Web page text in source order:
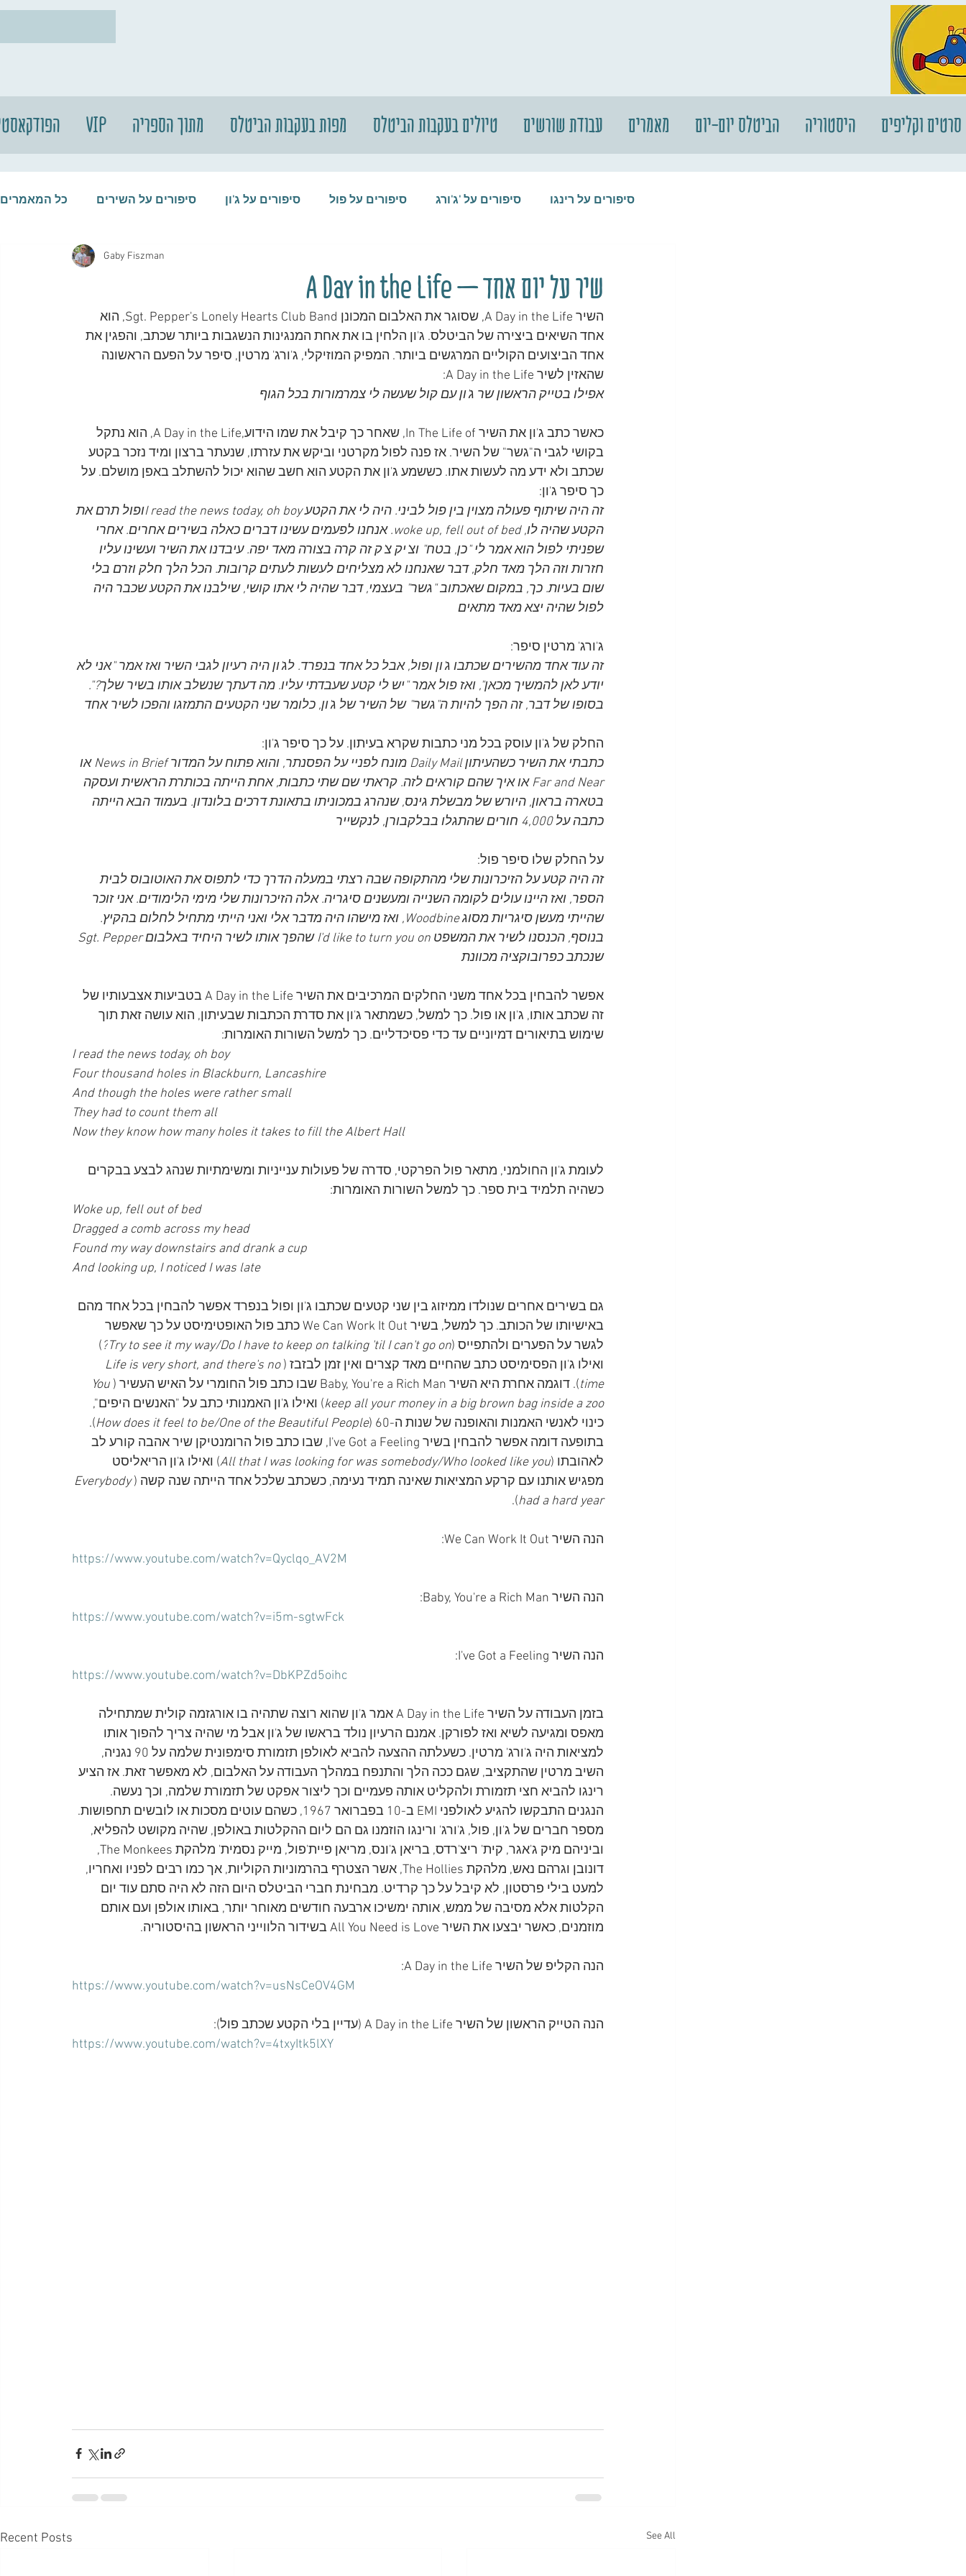
VIP מתוך הספריה מפות בעקבות הביטלס טיולים בעקבות הביטלס עבודת שורשים מאמרים הביטלס יום-יום היסטוריה סרטים וקליפים
כל המאמרים סיפורים על השירים סיפורים על ג'ון סיפורים על פול סיפורים על 'ג'ורג סיפורים על רינגו
סיפורים על הביטלס סיפורים על התקליטים
שיר על יום אחד – A Day in the Life
Gaby Fiszman
השיר A Day in the Life, שסוגר את האלבום המכונן Sgt. Pepper's Lonely Hearts Club Band, הוא
אחד השיאים ביצירה של הביטלס. ג'ון הלחין בו את אחת המנגינות הנשגבות ביותר שכתב, והפגין את
אחד הביצועים הקוליים המרגשים ביותר. המפיק המוזיקלי, ג'ורג' מרטין, סיפר על הפעם הראשונה
שהאזין לשיר A Day in the Life:
אפילו בטייק הראשון שר ג'ון עם קול שעשה לי צמרמורות בכל הגוף
כאשר כתב ג'ון את השיר In The Life of, שאחר כך קיבל את שמו הידוע,
A Day in the Life, הוא נתקל
בקושי לגבי ה"גשר" של השיר. אז פנה לפול מקרטני וביקש את עזרתו, שנעתר ברצון ומיד נזכר בקטע
שכתב ולא ידע מה לעשות אתו. כששמע ג'ון את הקטע הוא חשב שהוא יכול להשתלב באפן מושלם. על
כך סיפר ג'ון:
זה היה שיתוף פעולה מצוין בין פול לביני. היה לי את הקטע I read the news today, oh boyופול תרם את
הקטע שהיה לו, woke up, fell out of bed. אנחנו לפעמים עשינו דברים כאלה בשירים אחרים. אחרי
שפניתי לפול הוא אמר לי "כן, בטח" וצ'יק צ'ק זה קרה בצורה מאד יפה. עיבדנו את השיר ועשינו עליו
חזרות וזה הלך מאד חלק, דבר שאנחנו לא מצליחים לעשות לעתים קרובות. הכל הלך חלק וזרם בלי
שום בעיות. כך, במקום שאכתוב "גשר" בעצמי, דבר שהיה לי אתו קושי, שילבנו את הקטע שכבר היה
לפול שהיה יצא מאד מתאים
ג'ורג' מרטין סיפר:
זה עוד אחד מהשירים שכתבו ג'ון ופול, אבל כל אחד בנפרד. לג'ון היה רעיון לגבי השיר ואז אמר "אני לא
יודע לאן להמשיך מכאן", ואז פול אמר "יש לי קטע שעבדתי עליו. מה דעתך שנשלב אותו בשיר שלך?".
בסופו של דבר, זה הפך להיות ה"גשר" של השיר של ג'ון, כלומר שני הקטעים התמזגו והפכו לשיר אחד
החלק של ג'ון עוסק בכל מני כתבות שקרא בעיתון. על כך סיפר ג'ון:
כתבתי את השיר כשהעיתון Daily Mail מונח לפניי על הפסנתר, והוא פתוח על המדור News in Brief או
Far and Near או איך שהם קוראים לזה.
קראתי שם שתי כתבות, אחת הייתה בכותרת הראשית ועסקה
בטארה בראון, היורש של מבשלת גינס, שנהרג במכוניתו בתאונת דרכים בלונדון. בעמוד הבא הייתה
כתבה על 4,000 חורים שהתגלו בבלקבורן, לנקשייר
על החלק שלו סיפר פול:
זה היה קטע על הזיכרונות שלי מהתקופה שבה רצתי במעלה הדרך כדי לתפוס את האוטובוס לבית
הספר, ואז היינו עולים לקומה השנייה ומעשנים סיגריה. אלה הזיכרונות שלי מימי הלימודים. אני זוכר
שהייתי מעשן סיגריות מסוג Woodbine, ואז מישהו היה מדבר אלי ואני הייתי מתחיל לחלום בהקיץ.
שנכתב כפרובוקציה מכוונת
אפשר להבחין בכל אחד משני החלקים המרכיבים את השיר A Day in the Life בטביעות אצבעותיו של
זה שכתב אותו, ג'ון או פול. כך למשל, כשמתאר ג'ון את סדרת הכתבות שבעיתון, הוא עושה זאת תוך
שימוש בתיאורים דמיוניים עד כדי פסיכדליים. כך למשל השורות האומרות:
I read the news today, oh boy
Four thousand holes in Blackburn, Lancashire
And though the holes were rather small
They had to count them all
Now they know how many holes it takes to fill the Albert Hall
לעומת ג'ון החולמני, מתאר פול הפרקטי, סדרה של פעולות ענייניות ומשימתיות שנהג לבצע בבקרים
כשהיה תלמיד בית ספר. כך למשל השורות האומרות:
Woke up, fell out of bed
Dragged a comb across my head
Found my way downstairs and drank a cup
And looking up, I noticed I was late
גם בשירים אחרים שנולדו ממיזוג בין שני קטעים שכתבו ג'ון ופול בנפרד אפשר להבחין בכל אחד מהם
באישיותו של הכותב. כך למשל, בשיר We Can Work It Out כתב פול האופטימיסט על כך שאפשר
לגשר על הפערים ולהתפייס (Try to see it my way/Do I have to keep on talking 'til I can't go on?
)
ואילו ג'ון הפסימיסט כתב שהחיים מאד קצרים ואין זמן לבזבז (Life is very short, and there's no
time). דוגמה אחרת היא השיר Baby, You're a Rich Man שבו כתב פול החומרי על האיש העשיר (
You
keep all your money in a big brown bag inside a zoo) ואילו ג'ון האמנותי כתב על "האנשים היפים",
כינוי לאנשי האמנות והאופנה של שנות ה-60 (
How does it feel to be/One of the Beautiful People
).
בתופעה דומה אפשר להבחין בשיר I've Got a Feeling, שבו כתב פול הרומנטיקן שיר אהבה קורע לב
לאהובתו (All that I was looking for was somebody/Who looked like you) ואילו ג'ון הריאליסט
מפגיש אותנו עם קרקע המציאות שאינה תמיד נעימה, כשכתב שלכל אחד הייתה שנה קשה (Everybody
had a hard year
).
הנה השיר We Can Work It Out:
https://www.youtube.com/watch?v=Qyclqo_AV2M
הנה השיר Baby, You're a Rich Man:
https://www.youtube.com/watch?v=i5m-sgtwFck
הנה השיר I've Got a Feeling:
https://www.youtube.com/watch?v=DbKPZd5oihc
בזמן העבודה על השיר A Day in the Life אמר ג'ון שהוא רוצה שתהיה בו אורגזמה קולית שמתחילה
מאפס ומגיעה לשיא ואז לפורקן. אמנם הרעיון נולד בראשו של ג'ון אבל מי שהיה צריך להפוך אותו
למציאות היה ג'ורג' מרטין. כשעלתה ההצעה להביא לאולפן תזמורת סימפונית שלמה על 90 נגניה,
השיב מרטין שהתקציב, שגם ככה הלך והתנפח במהלך העבודה על האלבום, לא מאפשר זאת. אז הציע
רינגו להביא חצי תזמורת ולהקליט אותה פעמיים וכך ליצור אפקט של תזמורת שלמה, וכך נעשה.
הנגנים התבקשו להגיע לאולפני EMI ב-10 בפברואר 1967, כשהם עוטים מסכות או לובשים תחפושות.
מספר חברים של ג'ון, פול, ג'ורג' ורינגו הוזמנו גם הם ליום ההקלטות באולפן, שהיה מקושט להפליא,
וביניהם מיק ג'אגר, קית' ריצ'רדס, בריאן ג'ונס, מריאן פיית'פול, מייק נסמית' מלהקת The Monkees,
דונובן וגרהם נאש, מלהקת The Hollies, אשר הצטרף בהרמוניות הקוליות, אך כמו רבים לפניו ואחריו,
למעט בילי פרסטון, לא קיבל על כך קרדיט. מבחינת חברי הביטלס היום הזה לא היה סתם עוד יום
הקלטות אלא מסיבה של ממש, אותה ימשיכו ארבעה חודשים מאוחר יותר, באותו אולפן ועם אותם
מוזמנים, כאשר יבצעו את השיר All You Need is Love בשידור הלווייני הראשון בהיסטוריה.
הנה הקליפ של השיר A Day in the Life:
https://www.youtube.com/watch?v=usNsCeOV4GM
הנה הטייק הראשון של השיר A Day in the Life (עדיין בלי הקטע שכתב פול):
https://www.youtube.com/watch?v=4txyItk5lXY
Recent Posts See All